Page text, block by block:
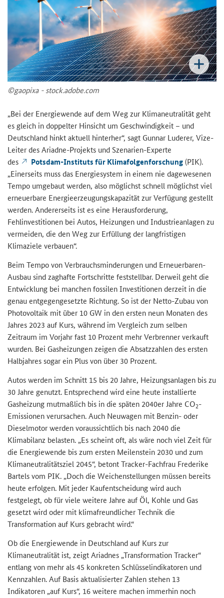
©gaopixa - stock.adobe.com
„Bei der Energiewende auf dem Weg zur Klimaneutralität geht
es gleich in doppelter Hinsicht um Geschwindigkeit – und
Deutschland hinkt aktuell hinterher“, sagt Gunnar Luderer, Vize-
Leiter des Ariadne-Projekts und Szenarien-Experte
des
Potsdam-Instituts für Klimafolgenforschung(PIK).
„Einerseits muss das Energiesystem in einem nie dagewesenen
Tempo umgebaut werden, also möglichst schnell möglichst viel
erneuerbare Energieerzeugungskapazität zur Verfügung gestellt
werden. Andererseits ist es eine Herausforderung,
Fehlinvestitionen bei Autos, Heizungen und Industrieanlagen zu
vermeiden, die den Weg zur Erfüllung der langfristigen
Klimaziele verbauen“.
Beim Tempo von Verbrauchsminderungen und Erneuerbaren-
Ausbau sind zaghafte Fortschritte feststellbar. Derweil geht die
Entwicklung bei manchen fossilen Investitionen derzeit in die
genau entgegengesetzte Richtung. So ist der Netto-Zubau von
Photovoltaik mit über 10 GW in den ersten neun Monaten des
Jahres 2023 auf Kurs, während im Vergleich zum selben
Zeitraum im Vorjahr fast 10 Prozent mehr Verbrenner verkauft
wurden. Bei Gasheizungen zeigen die Absatzzahlen des ersten
Halbjahres sogar ein Plus von über 30 Prozent.
Autos werden im Schnitt 15 bis 20 Jahre, Heizungsanlagen bis zu
30 Jahre genutzt. Entsprechend wird eine heute installierte
Gasheizung mutmaßlich bis in die späten 2040er Jahre CO2-
Emissionen verursachen. Auch Neuwagen mit Benzin- oder
Dieselmotor werden voraussichtlich bis nach 2040 die
Klimabilanz belasten. „Es scheint oft, als wäre noch viel Zeit für
die Energiewende bis zum ersten Meilenstein 2030 und zum
Klimaneutralitätsziel 2045“, betont Tracker-Fachfrau Frederike
Bartels vom PIK. „Doch die Weichenstellungen müssen bereits
heute erfolgen. Mit jeder Kaufentscheidung wird auch
festgelegt, ob für viele weitere Jahre auf Öl, Kohle und Gas
gesetzt wird oder mit klimafreundlicher Technik die
Transformation auf Kurs gebracht wird.“
Ob die Energiewende in Deutschland auf Kurs zur
Klimaneutralität ist, zeigt Ariadnes „Transformation Tracker“
entlang von mehr als 45 konkreten Schlüsselindikatoren und
Kennzahlen. Auf Basis aktualisierter Zahlen stehen 13
Indikatoren „auf Kurs“, 16 weitere machen immerhin noch